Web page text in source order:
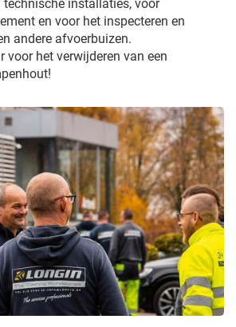
technische installaties, voor
en voor het inspecteren en
andere afvoerbuizen.
het verwijderen van een